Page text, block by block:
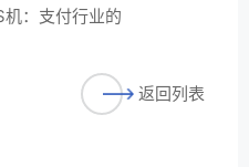
机：支付行业的
返回列表